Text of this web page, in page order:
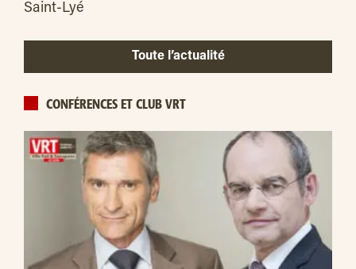
Saint-Lyé
Toute l’actualité
CONFÉRENCES ET CLUB VRT